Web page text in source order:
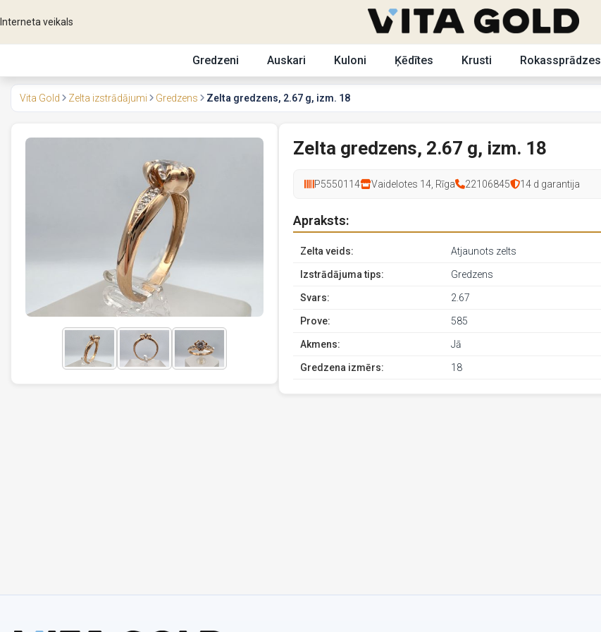
Interneta veikals
Gredzeni Auskari Kuloni Ķēdītes Krusti Rokassprādzes
Vita Gold Zelta izstrādājumi Gredzens Zelta gredzens, 2.67 g, izm. 18
Zelta gredzens, 2.67 g, izm. 18
P5550114 Vaidelotes 14, Rīga 22106845 14 d garantija
Apraksts:
Zelta veids: Atjaunots zelts
Izstrādājuma tips: Gredzens
Svars: 2.67
Prove: 585
Akmens: Jā
Gredzena izmērs: 18